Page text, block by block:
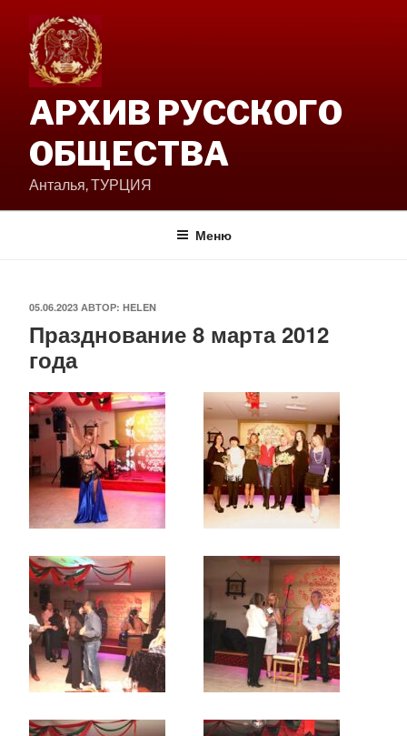
содержимому
АРХИВ РУССКОГО
ОБЩЕСТВА
Анталья, ТУРЦИЯ
Меню
ОПУБЛИКОВАНО
05.06.2023 АВТОР: HELEN
Празднование 8 марта 2012
года